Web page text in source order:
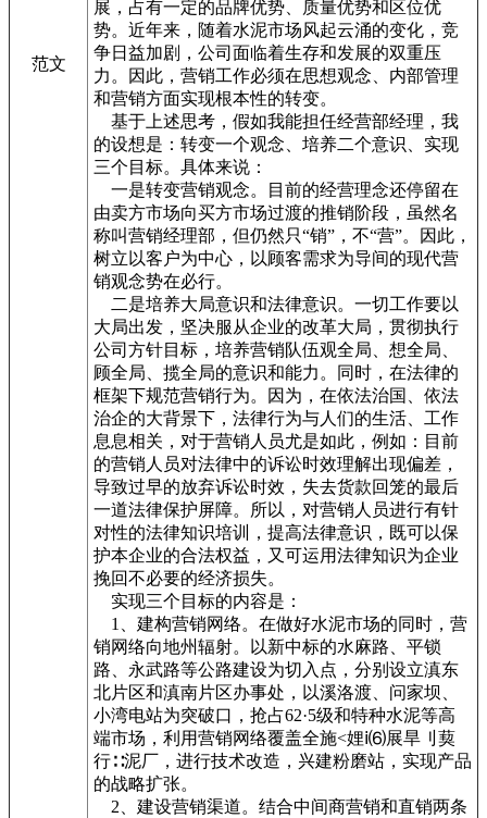
范文
展，占有一定的品牌优势、质量优势和区位优
势。近年来，随着水泥市场风起云涌的变化，竞
争日益加剧，公司面临着生存和发展的双重压
力。因此，营销工作必须在思想观念、内部管理
和营销方面实现根本性的转变。
基于上述思考，假如我能担任经营部经理，我
的设想是：转变一个观念、培养二个意识、实现
三个目标。具体来说：
一是转变营销观念。目前的经营理念还停留在
由卖方市场向买方市场过渡的推销阶段，虽然名
称叫营销经理部，但仍然只“销”，不“营”。因此，
树立以客户为中心，以顾客需求为导间的现代营
销观念势在必行。
二是培养大局意识和法律意识。一切工作要以
大局出发，坚决服从企业的改革大局，贯彻执行
公司方针目标，培养营销队伍观全局、想全局、
顾全局、揽全局的意识和能力。同时，在法律的
框架下规范营销行为。因为，在依法治国、依法
治企的大背景下，法律行为与人们的生活、工作
息息相关，对于营销人员尤是如此，例如：目前
的营销人员对法律中的诉讼时效理解出现偏差，
导致过早的放弃诉讼时效，失去货款回笼的最后
一道法律保护屏障。所以，对营销人员进行有针
对性的法律知识培训，提高法律意识，既可以保
护本企业的合法权益，又可运用法律知识为企业
挽回不必要的经济损失。
实现三个目标的内容是：
1、建构营销网络。在做好水泥市场的同时，营
销网络向地州辐射。以新中标的水麻路、平锁
路、永武路等公路建设为切入点，分别设立滇东
北片区和滇南片区办事处，以溪洛渡、问家坝、
小湾电站为突破口，抢占62·5级和特种水泥等高
端市场，利用营销网络覆盖全施<娌ⅰ⑹展旱刂葜
行∷泥厂，进行技术改造，兴建粉磨站，实现产品
的战略扩张。
2、建设营销渠道。结合中间商营销和直销两条